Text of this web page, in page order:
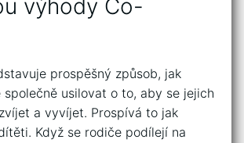
výhody Co-
prospěšný způsob, jak
společně usilovat o to, aby se jejich
a vyvíjet. Prospívá to jak
Když se rodiče podílejí na